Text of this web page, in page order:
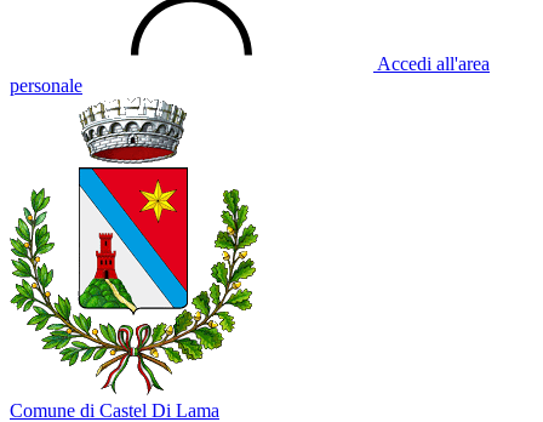
Accedi all'area
personale
Comune di Castel Di Lama